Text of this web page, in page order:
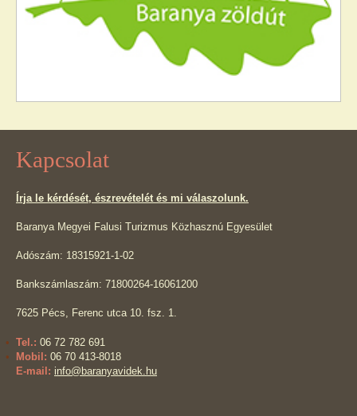
Kapcsolat
Írja le kérdését, észrevételét és mi válaszolunk.
Baranya Megyei Falusi Turizmus Közhasznú Egyesület
Adószám: 18315921-1-02
Bankszámlaszám: 71800264-16061200
7625 Pécs, Ferenc utca 10. fsz. 1.
Tel.: 06 72 782 691
Mobil: 06 70 413-8018
E-mail: info@baranyavidek.hu